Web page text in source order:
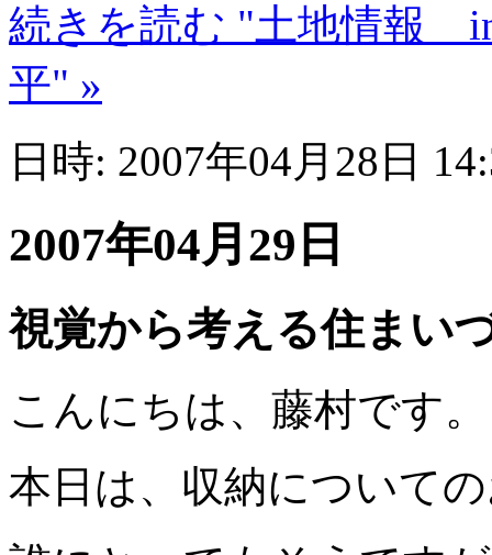
続きを読む "土地情報
平" »
日時: 2007年04月28日
2007年04月29日
視覚から考える住まい
こんにちは、藤村です。
本日は、収納について